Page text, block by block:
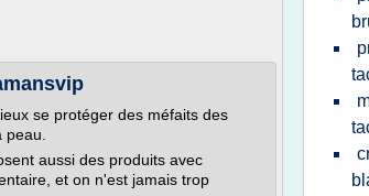
se protéger des méfaits des
aussi des produits avec
et on n'est jamais trop